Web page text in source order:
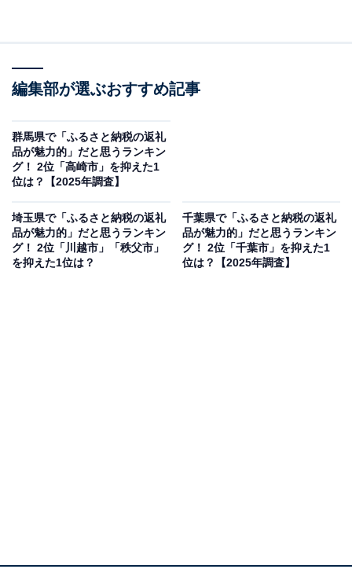
にしています。掃除機やオーブンレンジ、炊飯器など、
を直接選べる点が他の自治体にはない特徴。他にも常陸
牛やかにしゃぶセットなどのグルメの返礼品も幅広い層
の寄附者から注目を集めています。
回答者からは「掃除機や炊飯器などの家電製品があるか
ら」（40代女性／兵庫県）、「以前常陸牛を以前おいし
くいただきました」（50代男性／埼玉県）、「日立の家
編集部が選ぶおすすめ記事
群馬県で「ふるさと納税の返礼
品が魅力的」だと思うランキン
グ！ 2位「高崎市」を抑えた1
位は？【2025年調査】
埼玉県で「ふるさと納税の返礼
品が魅力的」だと思うランキン
グ！ 2位「川越市」「秩父市」
を抑えた1位は？
千葉県で「ふるさと納税の返礼
品が魅力的」だと思うランキン
グ！ 2位「千葉市」を抑えた1
位は？【2025年調査】